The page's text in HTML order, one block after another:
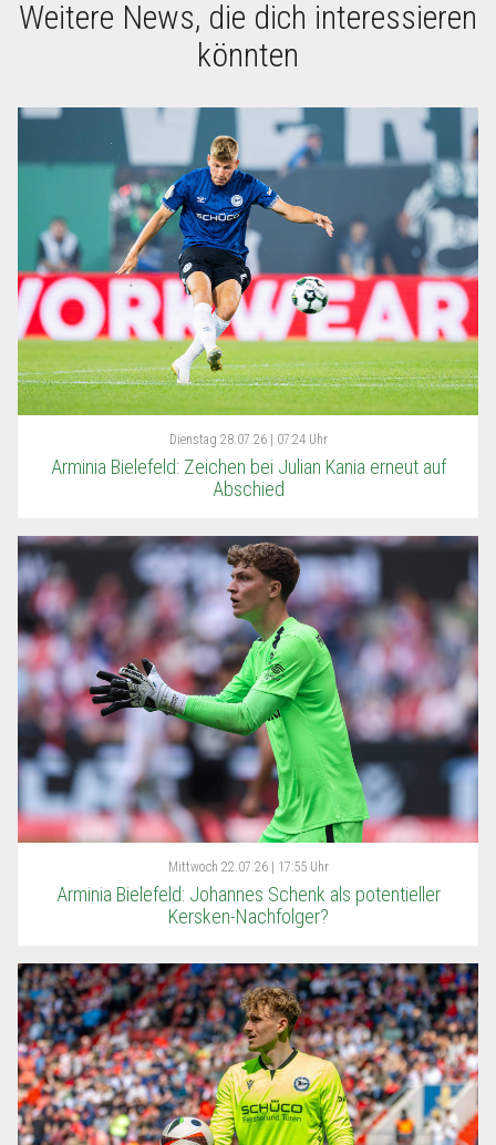
Weitere News, die dich interessieren
könnten
Dienstag 28.07.26 | 07:24 Uhr
Arminia Bielefeld: Zeichen bei Julian Kania erneut auf
Abschied
Mittwoch 22.07.26 | 17:55 Uhr
Arminia Bielefeld: Johannes Schenk als potentieller
Kersken-Nachfolger?